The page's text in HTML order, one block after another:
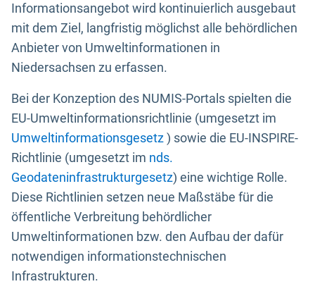
Informationsangebot wird kontinuierlich ausgebaut
mit dem Ziel, langfristig möglichst alle behördlichen
Anbieter von Umweltinformationen in
Niedersachsen zu erfassen.
Bei der Konzeption des NUMIS-Portals spielten die
EU-Umweltinformationsrichtlinie (umgesetzt im
Umweltinformationsgesetz) sowie die EU-INSPIRE-
Richtlinie (umgesetzt im nds.
Geodateninfrastrukturgesetz) eine wichtige Rolle.
Diese Richtlinien setzen neue Maßstäbe für die
öffentliche Verbreitung behördlicher
Umweltinformationen bzw. den Aufbau der dafür
notwendigen informationstechnischen
Infrastrukturen.